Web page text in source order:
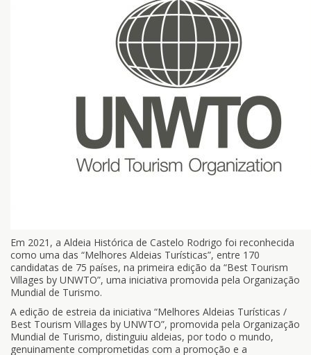
Em 2021, a Aldeia Histórica de Castelo Rodrigo foi reconhecida
como uma das “Melhores Aldeias Turísticas”, entre 170
candidatas de 75 países, na primeira edição da “Best Tourism
Villages by UNWTO”, uma iniciativa promovida pela Organização
Mundial de Turismo.
A edição de estreia da iniciativa “Melhores Aldeias Turísticas /
Best Tourism Villages by UNWTO”, promovida pela Organização
Mundial de Turismo, distinguiu aldeias, por todo o mundo,
genuinamente comprometidas com a promoção e a